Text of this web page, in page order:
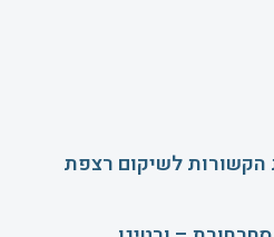
לשיקום רצפת